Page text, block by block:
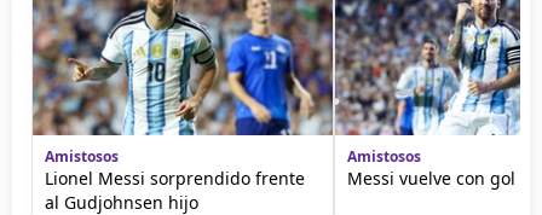
Amistosos
Lionel Messi sorprendido frente
al Gudjohnsen hijo
Amistosos
Messi vuelve con gol y